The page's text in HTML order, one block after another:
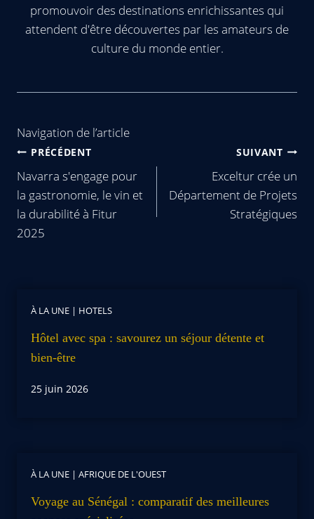
promouvoir des destinations enrichissantes qui
attendent d'être découvertes par les amateurs de
culture du monde entier.
Navigation de l’article
PRÉCÉDENT
Navarra s'engage pour
la gastronomie, le vin et
la durabilité à Fitur
2025
SUIVANT
Exceltur crée un
Département de Projets
Stratégiques
À LA UNE | HOTELS
Hôtel avec spa : savourez un séjour détente et
bien-être
25 juin 2026
À LA UNE | AFRIQUE DE L'OUEST
Voyage au Sénégal : comparatif des meilleures